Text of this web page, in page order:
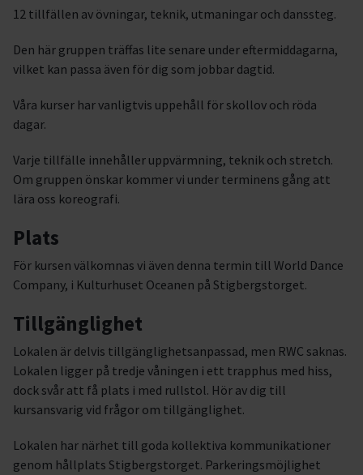
12 tillfällen av övningar, teknik, utmaningar och danssteg.
Den här gruppen träffas lite senare under eftermiddagarna,
vilket kan passa även för dig som jobbar dagtid.
Våra kurser har vanligtvis uppehåll för skollov och röda
dagar.
Varje tillfälle innehåller uppvärmning, teknik och stretch.
Om gruppen önskar kommer vi under terminens gång att
lära oss koreografi.
Plats
För kursen välkomnas vi även denna termin till World Dance
Company, i Kulturhuset Oceanen på Stigbergstorget.
Tillgänglighet
Lokalen är delvis tillgänglighetsanpassad, men RWC saknas.
Lokalen ligger på tredje våningen i ett trapphus med hiss,
dock svår att få plats i med rullstol. Hör av dig till
kursansvarig vid frågor om tillgänglighet.
Lokalen har närhet till goda kollektiva kommunikationer
genom hållplats Stigbergstorget. Parkeringsmöjlighet